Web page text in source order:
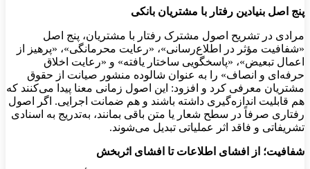
پنج اصل بنیادین رفتار با مشتریان بانکی
مرادی در تشریح اصول مشترک رفتار با مشتریان، پنج اصل
«شفافیت مؤثر در اطلاع‌رسانی»، «رعایت محرمانگی»، «پرهیز از
اعمال تبعیض»، «پاسخگویی ساختار یافته» و «رعایت اخلاق
حرفه‌ای و انصاف» را به عنوان شالوده منشور صیانت از حقوق
مشتریان معرفی کرد و افزود: این اصول زمانی معنا پیدا می‌کنند که
هم قابلیت اندازه‌گیری داشته باشند و هم ضمانت اجرایی. اگر اصول
رفتاری صرفاً در سطح شعار یا متن باقی بمانند، به‌تدریج به اسنادی
تشریفاتی و فاقد اثر عملیاتی تبدیل می‌شوند.
شفافیت؛ از افشای اطلاعات تا افشای اثربخش